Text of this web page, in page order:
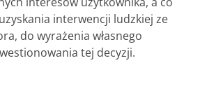
interwencji ludzkiej ze
do wyrażenia własnego
tej decyzji.